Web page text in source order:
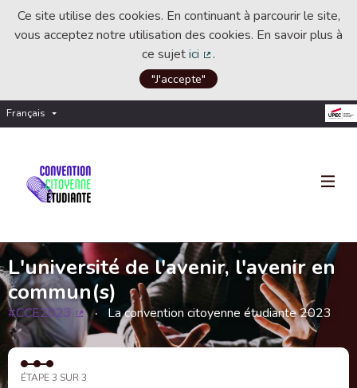
Ce site utilise des cookies. En continuant à parcourir le site,
vous acceptez notre utilisation des cookies. En savoir plus à
ce sujetici
(Lien externe)
.
"J'accepte"
Français Choisir la langue
L'université de l'avenir, l'avenir en
commun(s)
#CCE2023
(Lien externe)
La convention citoyenne étudiante 2023
ÉTAPE 3 SUR 3